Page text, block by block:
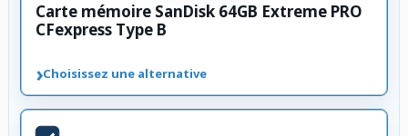
Carte mémoire SanDisk 64GB Extreme PRO
CFexpress Type B
›Choisissez une alternative